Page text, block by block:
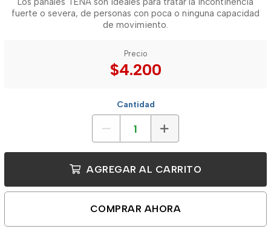
fuerte o severa, de personas con poca o ninguna capacidad
de movimiento.
Precio
$4.200
Cantidad
AGREGAR AL CARRITO
COMPRAR AHORA